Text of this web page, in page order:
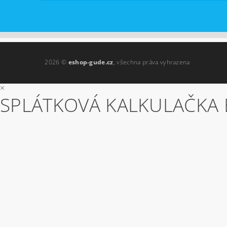
2026 © eshop-gude.cz, všechna práva vyhrazena
×
SPLÁTKOVÁ KALKULAČKA